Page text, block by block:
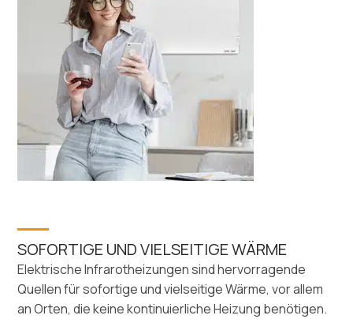
SOFORTIGE UND VIELSEITIGE WÄRME
Elektrische Infrarotheizungen sind hervorragende
Quellen für sofortige und vielseitige Wärme, vor allem
an Orten, die keine kontinuierliche Heizung benötigen.